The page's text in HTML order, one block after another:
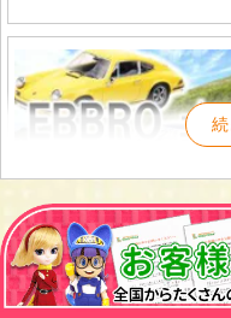
EBBRO/エブロ ミニカー買取